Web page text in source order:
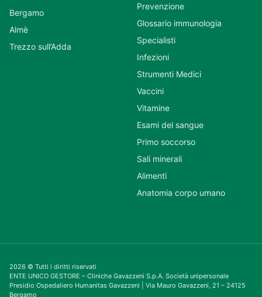
Bergamo
Almè
Trezzo sull’Adda
Prevenzione
Glossario immunologia
Specialisti
Infezioni
Strumenti Medici
Vaccini
Vitamine
Esami del sangue
Primo soccorso
Sali minerali
Alimenti
Anatomia corpo umano
2026 © Tutti i diritti riservati
ENTE UNICO GESTORE – Cliniche Gavazzeni S.p.A. Società unipersonale
Presidio Ospedaliero Humanitas Gavazzeni | Via Mauro Gavazzeni, 21 – 24125
Bergamo